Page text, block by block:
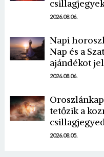
2026.08.06.
Napi
Nap és a
ajándékot
2026.08.06.
tetőzik a
2026.08.05.
E-mail cím vagy